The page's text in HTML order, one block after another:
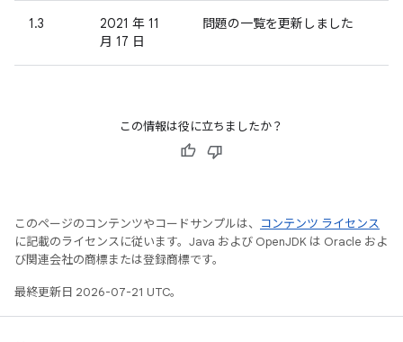
1.3
2021 年 11
月 17 日
問題の一覧を更新しました
この情報は役に立ちましたか？
このページのコンテンツやコードサンプルは、
コンテンツ ライセンス
に記載のライセンスに従います。Java および OpenJDK は Oracle およ
び関連会社の商標または登録商標です。
最終更新日 2026-07-21 UTC。